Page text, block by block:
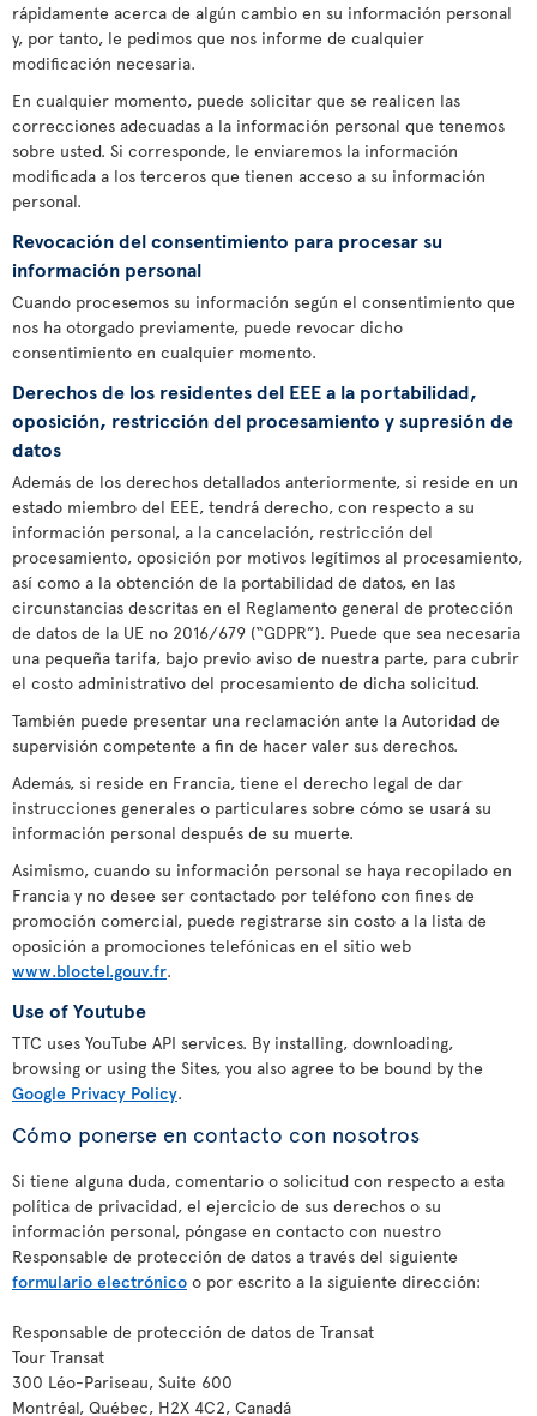
rápidamente acerca de algún cambio en su información personal
y, por tanto, le pedimos que nos informe de cualquier
modificación necesaria.
En cualquier momento, puede solicitar que se realicen las
correcciones adecuadas a la información personal que tenemos
sobre usted. Si corresponde, le enviaremos la información
modificada a los terceros que tienen acceso a su información
personal.
Revocación del consentimiento para procesar su
información personal
Cuando procesemos su información según el consentimiento que
nos ha otorgado previamente, puede revocar dicho
consentimiento en cualquier momento.
Derechos de los residentes del EEE a la portabilidad,
oposición, restricción del procesamiento y supresión de
datos
Además de los derechos detallados anteriormente, si reside en un
estado miembro del EEE, tendrá derecho, con respecto a su
información personal, a la cancelación, restricción del
procesamiento, oposición por motivos legítimos al procesamiento,
así como a la obtención de la portabilidad de datos, en las
circunstancias descritas en el Reglamento general de protección
de datos de la UE no 2016/679 (“GDPR”). Puede que sea necesaria
una pequeña tarifa, bajo previo aviso de nuestra parte, para cubrir
el costo administrativo del procesamiento de dicha solicitud.
También puede presentar una reclamación ante la Autoridad de
supervisión competente a fin de hacer valer sus derechos.
Además, si reside en Francia, tiene el derecho legal de dar
instrucciones generales o particulares sobre cómo se usará su
información personal después de su muerte.
Asimismo, cuando su información personal se haya recopilado en
Francia y no desee ser contactado por teléfono con fines de
promoción comercial, puede registrarse sin costo a la lista de
oposición a promociones telefónicas en el sitio web
www.bloctel.gouv.fr.
Use of Youtube
TTC uses YouTube API services. By installing, downloading,
browsing or using the Sites, you also agree to be bound by the
Google Privacy Policy.
Cómo ponerse en contacto con nosotros
Si tiene alguna duda, comentario o solicitud con respecto a esta
política de privacidad, el ejercicio de sus derechos o su
información personal, póngase en contacto con nuestro
Responsable de protección de datos a través del siguiente
formulario electrónico o por escrito a la siguiente dirección:
Responsable de protección de datos de Transat
Tour Transat
300 Léo-Pariseau, Suite 600
Montréal, Québec, H2X 4C2, Canadá